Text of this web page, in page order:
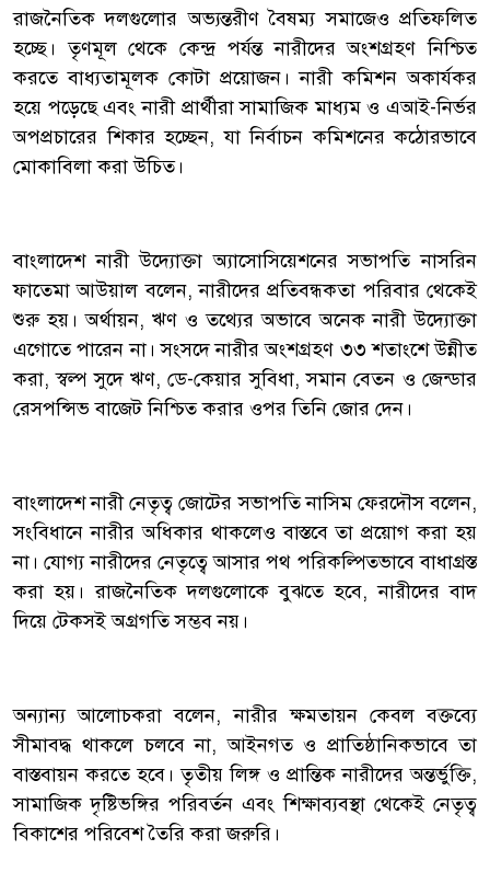
রাজনৈতিক দলগুলোর অভ্যন্তরীণ বৈষম্য সমাজেও প্রতিফলিত
হচ্ছে। তৃণমূল থেকে কেন্দ্র পর্যন্ত নারীদের অংশগ্রহণ নিশ্চিত
করতে বাধ্যতামূলক কোটা প্রয়োজন। নারী কমিশন অকার্যকর
হয়ে পড়েছে এবং নারী প্রার্থীরা সামাজিক মাধ্যম ও এআই-নির্ভর
অপপ্রচারের শিকার হচ্ছেন, যা নির্বাচন কমিশনের কঠোরভাবে
মোকাবিলা করা উচিত।
বাংলাদেশ নারী উদ্যোক্তা অ্যাসোসিয়েশনের সভাপতি নাসরিন
ফাতেমা আউয়াল বলেন, নারীদের প্রতিবন্ধকতা পরিবার থেকেই
শুরু হয়। অর্থায়ন, ঋণ ও তথ্যের অভাবে অনেক নারী উদ্যোক্তা
এগোতে পারেন না। সংসদে নারীর অংশগ্রহণ ৩৩ শতাংশে উন্নীত
করা, স্বল্প সুদে ঋণ, ডে-কেয়ার সুবিধা, সমান বেতন ও জেন্ডার
রেসপন্সিভ বাজেট নিশ্চিত করার ওপর তিনি জোর দেন।
বাংলাদেশ নারী নেতৃত্ব জোটের সভাপতি নাসিম ফেরদৌস বলেন,
সংবিধানে নারীর অধিকার থাকলেও বাস্তবে তা প্রয়োগ করা হয়
না। যোগ্য নারীদের নেতৃত্বে আসার পথ পরিকল্পিতভাবে বাধাগ্রস্ত
করা হয়। রাজনৈতিক দলগুলোকে বুঝতে হবে, নারীদের বাদ
দিয়ে টেকসই অগ্রগতি সম্ভব নয়।
অন্যান্য আলোচকরা বলেন, নারীর ক্ষমতায়ন কেবল বক্তব্যে
সীমাবদ্ধ থাকলে চলবে না, আইনগত ও প্রাতিষ্ঠানিকভাবে তা
বাস্তবায়ন করতে হবে। তৃতীয় লিঙ্গ ও প্রান্তিক নারীদের অন্তর্ভুক্তি,
সামাজিক দৃষ্টিভঙ্গির পরিবর্তন এবং শিক্ষাব্যবস্থা থেকেই নেতৃত্ব
বিকাশের পরিবেশ তৈরি করা জরুরি।